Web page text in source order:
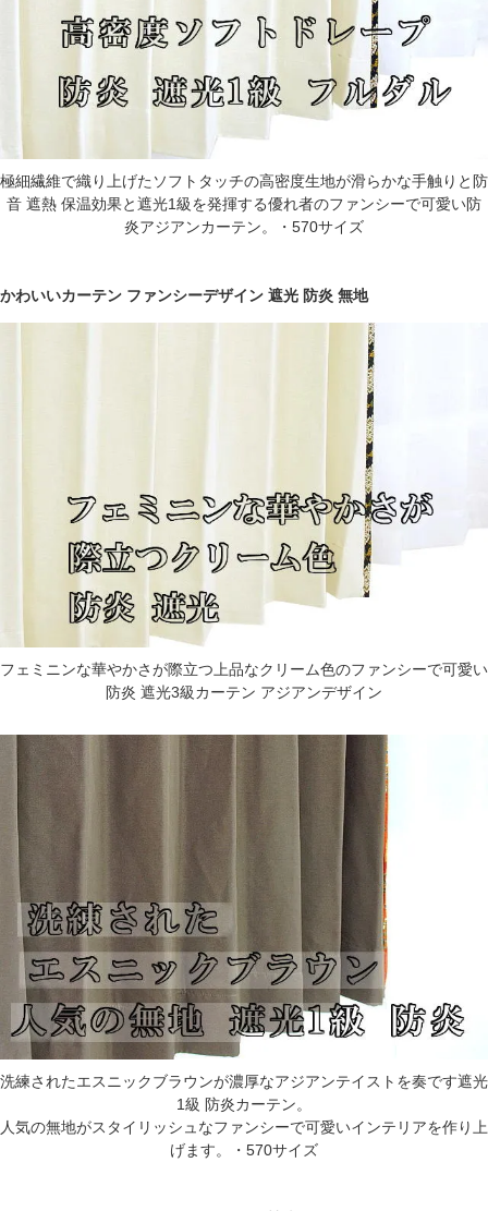
極細繊維で織り上げたソフトタッチの高密度生地が滑らかな手触りと防
音 遮熱 保温効果と遮光1級を発揮する優れ者のファンシーで可愛い防
炎アジアンカーテン。・570サイズ
かわいいカーテン ファンシーデザイン 遮光 防炎 無地
フェミニンな華やかさが際立つ上品なクリーム色のファンシーで可愛い
防炎 遮光3級カーテン アジアンデザイン
洗練されたエスニックブラウンが濃厚なアジアンテイストを奏です遮光
1級 防炎カーテン。
人気の無地がスタイリッシュなファンシーで可愛いインテリアを作り上
げます。・570サイズ